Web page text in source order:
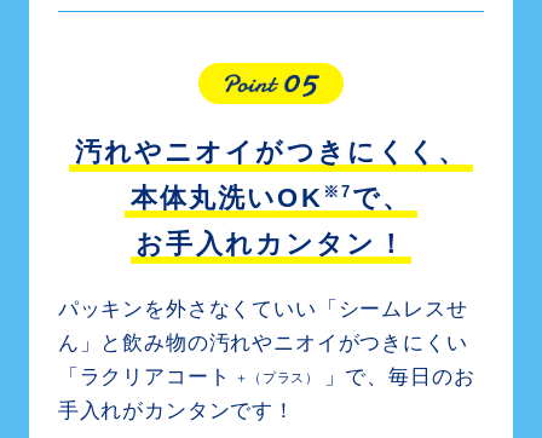
汚れやニオイがつきにくく、
本体丸洗いOK ※7 で、
お手入れカンタン！
パッキンを外さなくていい「シームレスせ
ん」と飲み物の汚れやニオイがつきにくい
「ラクリアコート
＋（プラス） 」で、毎日のお
手入れがカンタンです！